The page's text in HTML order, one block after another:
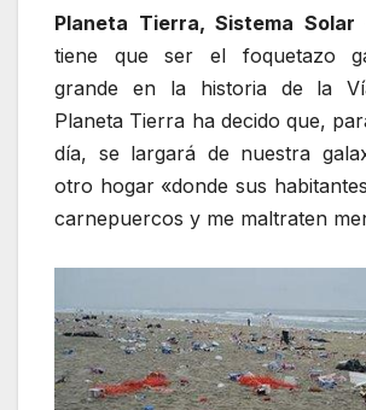
Planeta Tierra, Sistema Solar
tiene que ser el foquetazo
grande en la historia de la
Planeta Tierra ha decido que,
día, se largará de nuestra
otro hogar «donde sus
carnepuercos y me maltraten